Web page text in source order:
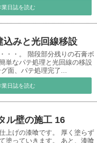
業日誌を読む
込みと光回線移設
・・。 階段部分残りの石膏ボ
単なパテ処理と光回線の移設
面、パテ処理完了...
業日誌を読む
ル壁の施工 16
上げの漆喰です。 厚く塗らず
塗っていきます。 あと、漆喰